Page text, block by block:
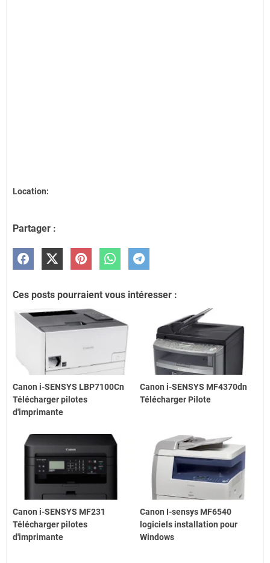
Location:
Partager :
Ces posts pourraient vous intéresser :
Canon i-SENSYS LBP7100Cn
Télécharger pilotes
d'imprimante
Canon i-SENSYS MF4370dn
Télécharger Pilote
Canon i-SENSYS MF231
Télécharger pilotes
d'imprimante
Canon I-sensys MF6540
logiciels installation pour
Windows